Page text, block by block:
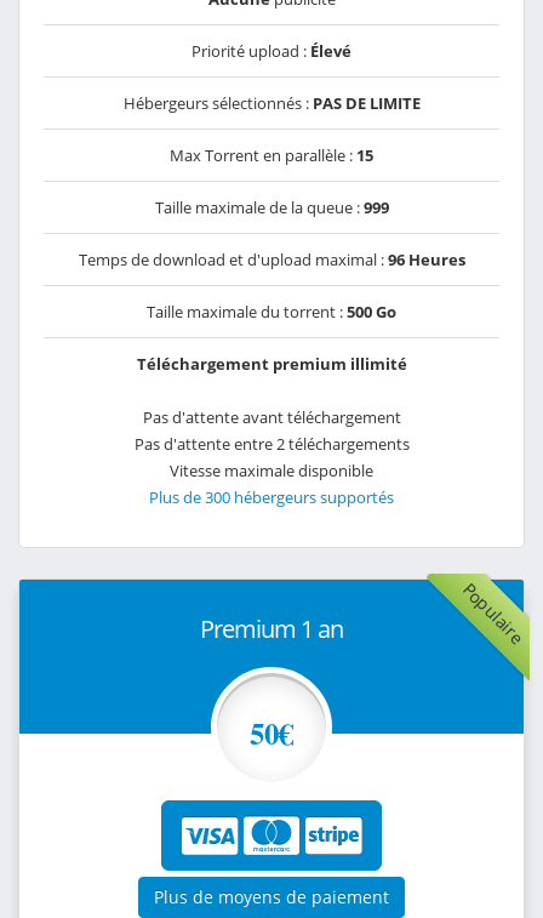
Priorité upload : Élevé
Hébergeurs sélectionnés : PAS DE LIMITE
Max Torrent en parallèle : 15
Taille maximale de la queue :999
Temps de download et d'upload maximal :96 Heures
Taille maximale du torrent :500 Go
Téléchargement premium illimité
Pas d'attente avant téléchargement
Pas d'attente entre 2 téléchargements
Vitesse maximale disponible
Plus de 300 hébergeurs supportés
Populaire
Premium 1 an
50€
Plus de moyens de paiement